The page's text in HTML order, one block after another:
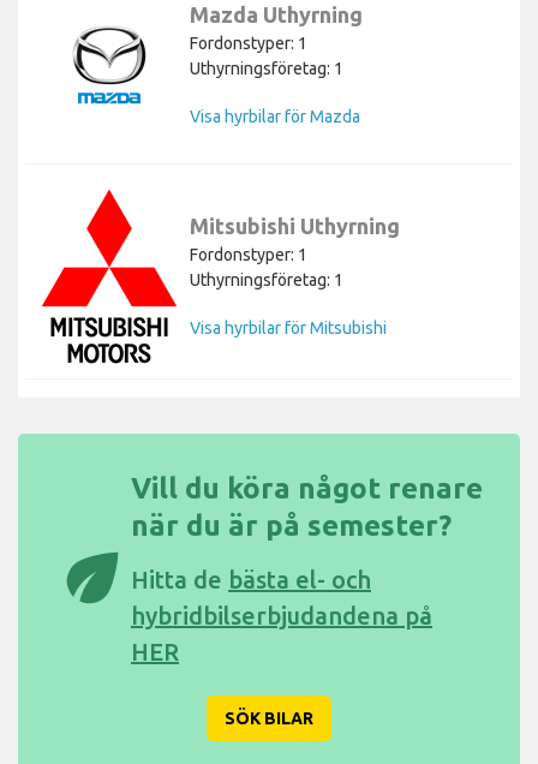
Mazda Uthyrning
Fordonstyper: 1
Uthyrningsföretag: 1
Visa hyrbilar för Mazda
Mitsubishi Uthyrning
Fordonstyper: 1
Uthyrningsföretag: 1
Visa hyrbilar för Mitsubishi
eco
Vill du köra något renare
när du är på semester?
Hitta de bästa el- och
hybridbilserbjudandena på
HER
SÖK BILAR